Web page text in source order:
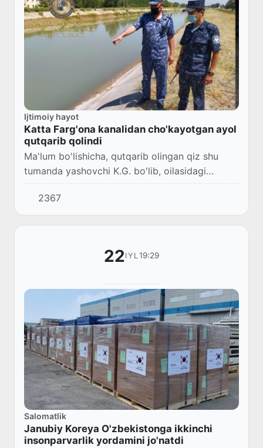
Ijtimoiy hayot
Katta Farg'ona kanalidan cho'kayotgan ayol
qutqarib qolindi
Ma'lum bo'lishicha, qutqarib olingan qiz shu
tumanda yashovchi K.G. bo'lib, oilasidagi
muammolar, stressli vaziyatlar tufayli ruhiy
holati yomonlashib, o'z joniga qasd qilishga
uri...
2367
22IYL 19:29
Salomatlik
Janubiy Koreya O'zbekistonga ikkinchi
insonparvarlik yordamini jo'natdi